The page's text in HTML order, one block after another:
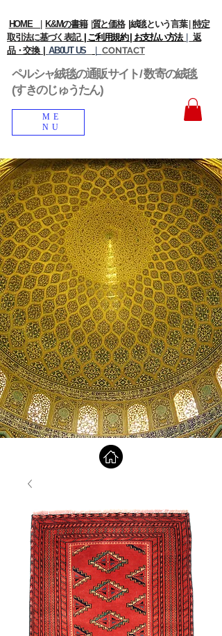
HOME K&Mの書籍| 質と価格| 絨毯という言葉 |特定
取引法に基づく表記
| ご利用規約 | お支払い方法
返
品・交換 |
AB0UT US CONTACT
ペルシャ絨毯の通販サイト/ 数寄の絨毯
(すきのじゅうたん)
ME
NU